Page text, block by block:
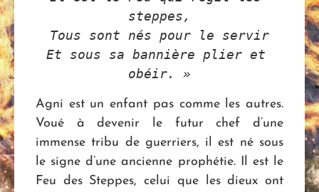
steppes,
Tous sont nés pour le servir
Et sous sa bannière plier et
obéir. »
Agni est un enfant pas comme les autres.
Voué à devenir le futur chef d’une
immense tribu de guerriers, il est né sous
le signe d’une ancienne prophétie. Il est le
Feu des Steppes, celui que les dieux ont